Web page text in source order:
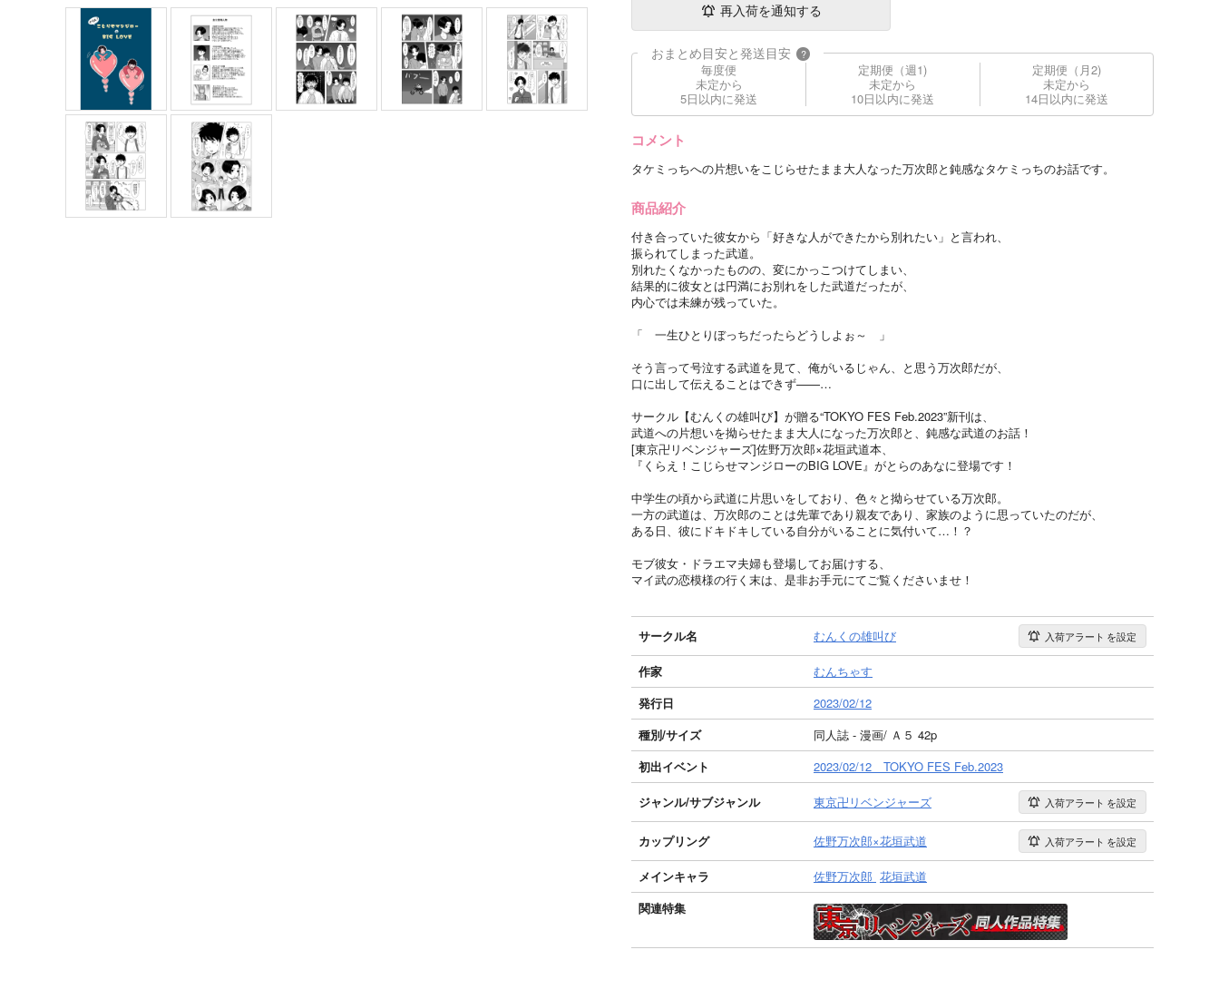
再入荷を通知する
おまとめ目安と発送目安 ?
毎度便
未定から
5日以内に発送
定期便（週1)
未定から
10日以内に発送
定期便（月2)
未定から
14日以内に発送
コメント
タケミっちへの片想いをこじらせたまま大人なった万次郎と鈍感なタケミっちのお話です。
商品紹介
付き合っていた彼女から「好きな人ができたから別れたい」と言われ、
振られてしまった武道。
別れたくなかったものの、変にかっこつけてしまい、
結果的に彼女とは円満にお別れをした武道だったが、
内心では未練が残っていた。
「 一生ひとりぼっちだったらどうしよぉ～ 」
そう言って号泣する武道を見て、俺がいるじゃん、と思う万次郎だが、
口に出して伝えることはできず——…
サークル【むんくの雄叫び】が贈る“TOKYO FES Feb.2023”新刊は、
武道への片想いを拗らせたまま大人になった万次郎と、鈍感な武道のお話！
[東京卍リベンジャーズ]佐野万次郎×花垣武道本、
『くらえ！こじらせマンジローのBIG LOVE』がとらのあなに登場です！
中学生の頃から武道に片思いをしており、色々と拗らせている万次郎。
一方の武道は、万次郎のことは先輩であり親友であり、家族のように思っていたのだが、
ある日、彼にドキドキしている自分がいることに気付いて…！？
モブ彼女・ドラエマ夫婦も登場してお届けする、
マイ武の恋模様の行く末は、是非お手元にてご覧くださいませ！
サークル名 むんくの雄叫び 入荷アラート を設定
作家
むんちゃす
発行日
2023/02/12
種別/サイズ
同人誌 - 漫画/ Ａ５ 42p
初出イベント
2023/02/12 TOKYO FES Feb.2023
ジャンル/サブジャンル 東京卍リベンジャーズ 入荷アラート を設定
カップリング 佐野万次郎×花垣武道 入荷アラート を設定
メインキャラ 佐野万次郎 花垣武道
関連特集